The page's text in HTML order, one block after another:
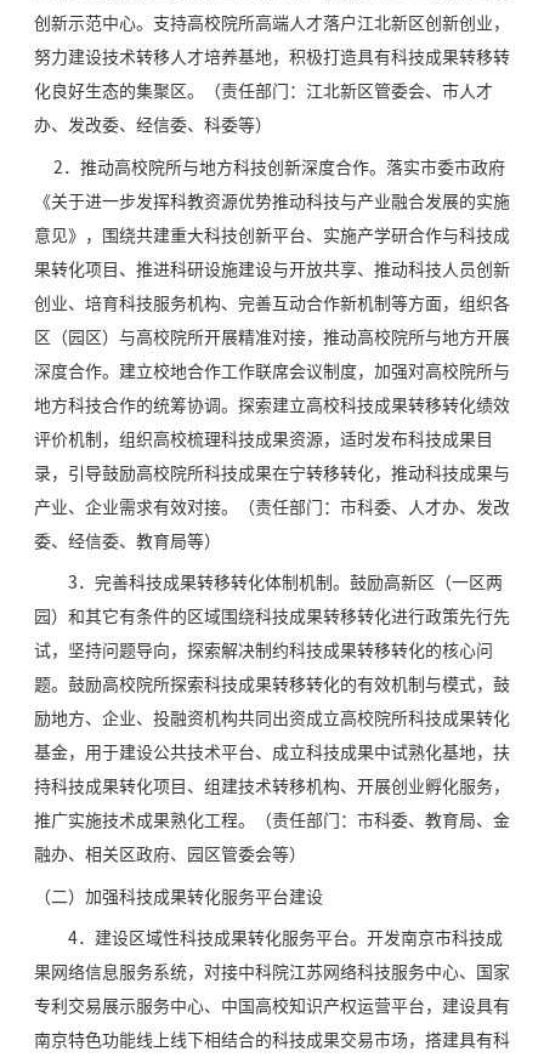
创新示范中心。支持高校院所高端人才落户江北新区创新创业，
努力建设技术转移人才培养基地，积极打造具有科技成果转移转
化良好生态的集聚区。（责任部门：江北新区管委会、市人才
办、发改委、经信委、科委等）
2．推动高校院所与地方科技创新深度合作。落实市委市政府
《关于进一步发挥科教资源优势推动科技与产业融合发展的实施
意见》，围绕共建重大科技创新平台、实施产学研合作与科技成
果转化项目、推进科研设施建设与开放共享、推动科技人员创新
创业、培育科技服务机构、完善互动合作新机制等方面，组织各
区（园区）与高校院所开展精准对接，推动高校院所与地方开展
深度合作。建立校地合作工作联席会议制度，加强对高校院所与
地方科技合作的统筹协调。探索建立高校科技成果转移转化绩效
评价机制，组织高校梳理科技成果资源，适时发布科技成果目
录，引导鼓励高校院所科技成果在宁转移转化，推动科技成果与
产业、企业需求有效对接。（责任部门：市科委、人才办、发改
委、经信委、教育局等）
3．完善科技成果转移转化体制机制。鼓励高新区（一区两
园）和其它有条件的区域围绕科技成果转移转化进行政策先行先
试，坚持问题导向，探索解决制约科技成果转移转化的核心问
题。鼓励高校院所探索科技成果转移转化的有效机制与模式，鼓
励地方、企业、投融资机构共同出资成立高校院所科技成果转化
基金，用于建设公共技术平台、成立科技成果中试熟化基地，扶
持科技成果转化项目、组建技术转移机构、开展创业孵化服务，
推广实施技术成果熟化工程。（责任部门：市科委、教育局、金
融办、相关区政府、园区管委会等）
（二）加强科技成果转化服务平台建设
4．建设区域性科技成果转化服务平台。开发南京市科技成
果网络信息服务系统，对接中科院江苏网络科技服务中心、国家
专利交易展示服务中心、中国高校知识产权运营平台，建设具有
南京特色功能线上线下相结合的科技成果交易市场，搭建具有科